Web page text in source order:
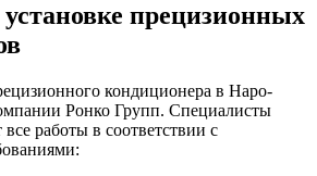
прецизионных
кондиционера в Наро-
Ронко Групп. Специалисты
работы в соответствии с